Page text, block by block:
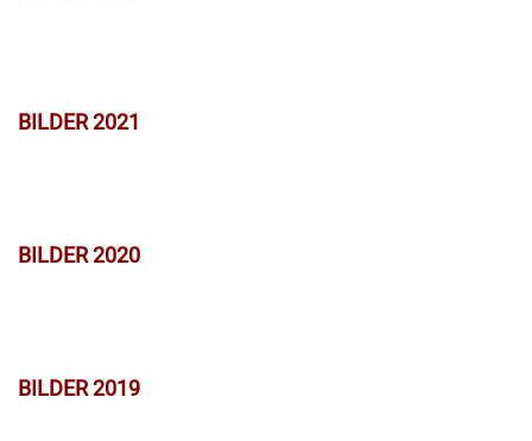
BILDER 2021
BILDER 2020
BILDER 2019